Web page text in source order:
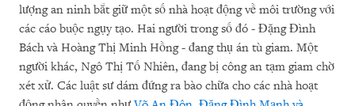
lượng an ninh bắt giữ một số nhà hoạt động về môi trường với
các cáo buộc ngụy tạo. Hai người trong số đó - Đặng Đình
Bách và Hoàng Thị Minh Hồng - đang thụ án tù giam. Một
người khác, Ngô Thị Tố Nhiên, đang bị công an tạm giam chờ
xét xử. Các luật sư dám đứng ra bào chữa cho các nhà hoạt